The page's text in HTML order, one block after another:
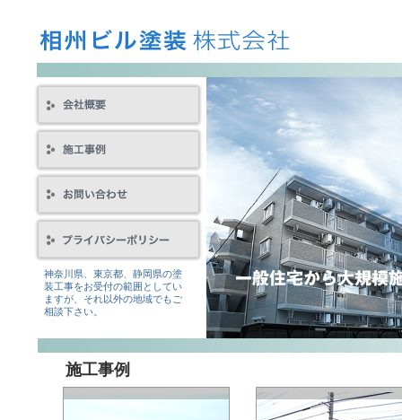
神奈川県、東京都、静岡県の塗
装工事をお受付の範囲としてい
ますが、それ以外の地域でもご
相談下さい。
施工事例